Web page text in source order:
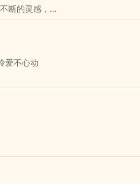
断的灵感，
子。
狂。
别人身上，结局oe，虐攻也虐受，
渡山川的番外了解一下情况。
爱不心动
自八年后的自己而跳的时候，他就
己。
只能归我，我们才是这个世界上最绝